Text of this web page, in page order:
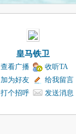
皇马铁卫
查看广播
收听TA
加为好友
给我留言
打个招呼
发送消息